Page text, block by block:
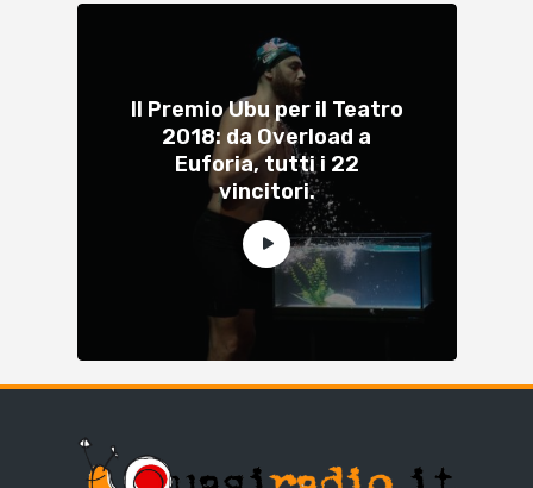
Il Premio Ubu per il Teatro
2018: da Overload a
Euforia, tutti i 22
vincitori.